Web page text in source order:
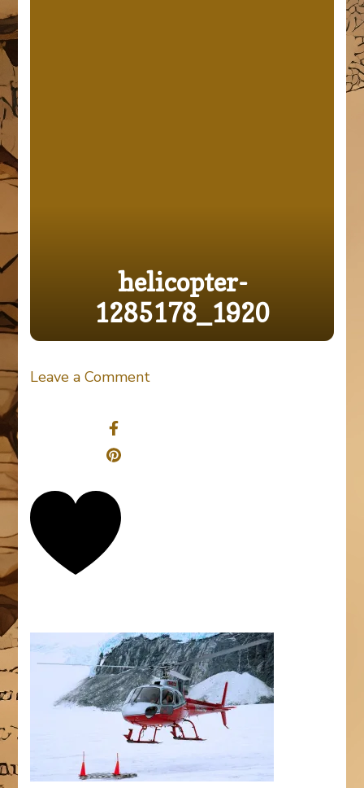
helicopter-
1285178_1920
Leave a Commenton